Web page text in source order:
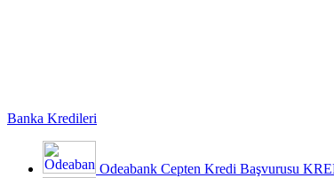
Banka Kredileri
Odeabank Cepten Kredi Başvurusu